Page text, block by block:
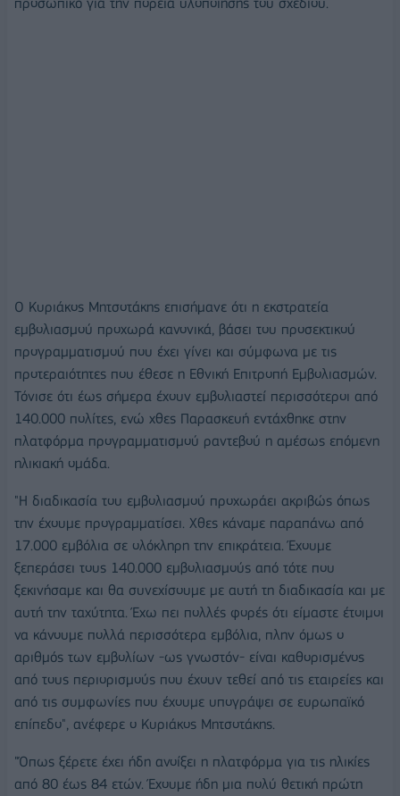
Ο Κυριάκος Μητσοτάκης επισήμανε ότι η εκστρατεία
εμβολιασμού προχωρά κανονικά, βάσει του προσεκτικού
προγραμματισμού που έχει γίνει και σύμφωνα με τις
προτεραιότητες που έθεσε η Εθνική Επιτροπή Εμβολιασμών.
Τόνισε ότι έως σήμερα έχουν εμβολιαστεί περισσότεροι από
140.000 πολίτες, ενώ χθες Παρασκευή εντάχθηκε στην
πλατφόρμα προγραμματισμού ραντεβού η αμέσως επόμενη
ηλικιακή ομάδα.
"Η διαδικασία του εμβολιασμού προχωράει ακριβώς όπως
την έχουμε προγραμματίσει. Χθες κάναμε παραπάνω από
17.000 εμβόλια σε ολόκληρη την επικράτεια. Έχουμε
ξεπεράσει τους 140.000 εμβολιασμούς από τότε που
ξεκινήσαμε και θα συνεχίσουμε με αυτή τη διαδικασία και με
αυτή την ταχύτητα. Έχω πει πολλές φορές ότι είμαστε έτοιμοι
να κάνουμε πολλά περισσότερα εμβόλια, πλην όμως ο
αριθμός των εμβολίων -ως γνωστόν- είναι καθορισμένος
από τους περιορισμούς που έχουν τεθεί από τις εταιρείες και
από τις συμφωνίες που έχουμε υπογράψει σε ευρωπαϊκό
επίπεδο", ανέφερε ο Κυριάκος Μητσοτάκης.
"Όπως ξέρετε έχει ήδη ανοίξει η πλατφόρμα για τις ηλικίες
από 80 έως 84 ετών. Έχουμε ήδη μια πολύ θετική πρώτη